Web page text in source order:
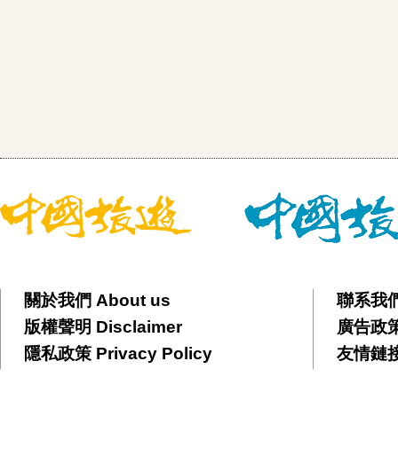
關於我們 About us
版權聲明 Disclaimer
隱私政策 Privacy Policy
聯系我
廣告政
友情鏈